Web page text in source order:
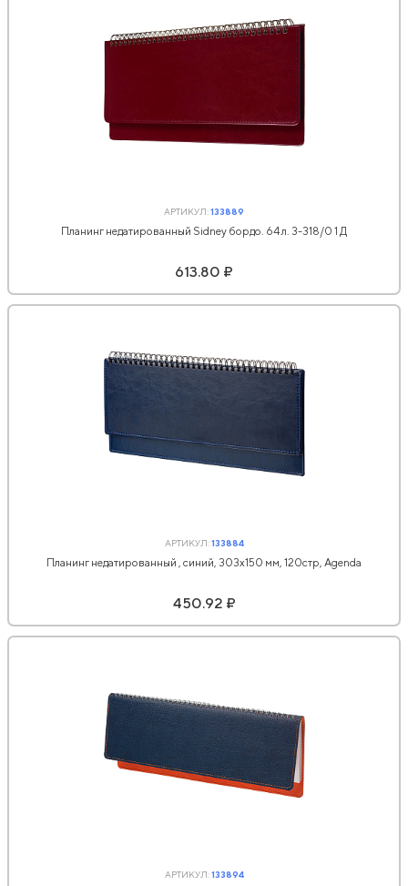
АРТИКУЛ:133889
Планинг недатированный Sidney бордо. 64 л. 3-318/0 1 Д
613.80 ₽
АРТИКУЛ:133884
Планинг недатированный , синий, 303х150 мм, 120стр, Agenda
450.92 ₽
АРТИКУЛ:133894